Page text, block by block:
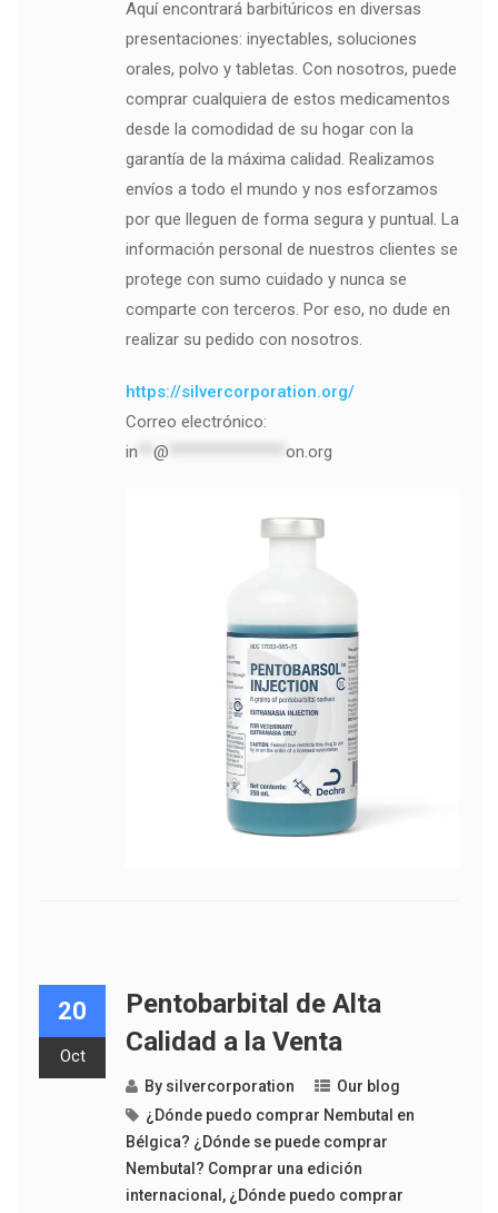
Aquí encontrará barbitúricos en diversas
presentaciones: inyectables, soluciones
orales, polvo y tabletas. Con nosotros, puede
comprar cualquiera de estos medicamentos
desde la comodidad de su hogar con la
garantía de la máxima calidad. Realizamos
envíos a todo el mundo y nos esforzamos
por que lleguen de forma segura y puntual. La
información personal de nuestros clientes se
protege con sumo cuidado y nunca se
comparte con terceros. Por eso, no dude en
realizar su pedido con nosotros.
https://silvercorporation.org/
Correo electrónico:
in
@ on.org
20
Oct
Pentobarbital de Alta
Calidad a la Venta
By silvercorporation
Our blog
¿Dónde puedo comprar Nembutal en
Bélgica? ¿Dónde se puede comprar
Nembutal? Comprar una edición
internacional , ¿Dónde puedo comprar